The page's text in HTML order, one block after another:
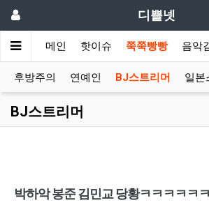
디쁠넷
메인 핫이슈 쭉쭉빵빵 음악
후방주의 연예인 BJ스트리머 일본
BJ스트리머
박하악 봉준 김민교 당황ㅋㅋㅋㅋㅋㅋ